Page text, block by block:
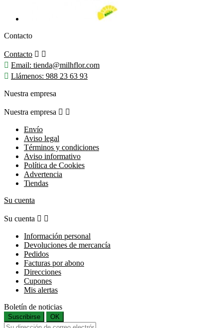
Contacto
Contacto  
 Email: tienda@milhflor.com
 Llámenos: 988 23 63 93
Nuestra empresa
Nuestra empresa  
Envío
Aviso legal
Términos y condiciones
Aviso informativo
Política de Cookies
Advertencia
Tiendas
Su cuenta
Su cuenta  
Información personal
Devoluciones de mercancía
Pedidos
Facturas por abono
Direcciones
Cupones
Mis alertas
Boletín de noticias
Suscribirse OK